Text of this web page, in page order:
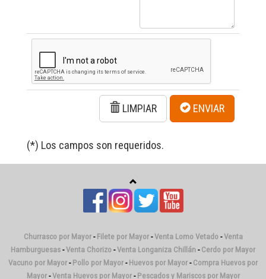
ENVIAR
LIMPIAR
(*) Los campos son requeridos.
Churrasco por Mayor- Filete por Mayor-Venta Lomo Vetado-Venta
Hamburguesas -Venta Chorizo -Venta Longaniza Chillán - Cerdo por Mayor
Vacuno por Mayor - Pollo por Mayor - Huevos por Mayor - Compra Huevos por
Mayor-Venta Huevos por Mayor- Pescados y Mariscos por Mayor